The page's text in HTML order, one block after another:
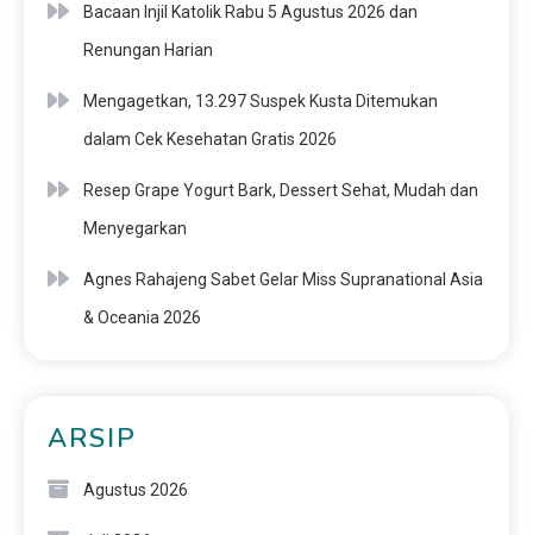
Bacaan Injil Katolik Rabu 5 Agustus 2026 dan
Renungan Harian
Mengagetkan, 13.297 Suspek Kusta Ditemukan
dalam Cek Kesehatan Gratis 2026
Resep Grape Yogurt Bark, Dessert Sehat, Mudah dan
Menyegarkan
Agnes Rahajeng Sabet Gelar Miss Supranational Asia
& Oceania 2026
ARSIP
Agustus 2026